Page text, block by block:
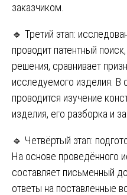
заказчиком.
🔹 Третий этап:
проводит патентный
решения, сравнивает
исследуемого изделия. В
проводится изучение
изделия, его разборка и
🔹 Четвёртый этап:
На основе проведённого
составляет письменный
ответы на поставленные